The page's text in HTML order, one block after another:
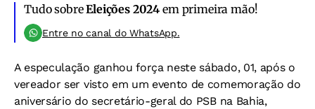
Tudo sobreEleições 2024 em primeira mão!
Entre no canal do WhatsApp.
A especulação ganhou força neste sábado, 01, após o
vereador ser visto em um evento de comemoração do
aniversário do secretário-geral do PSB na Bahia,